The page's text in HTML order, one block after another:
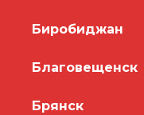
Биробиджан
Благовещенск
Брянск